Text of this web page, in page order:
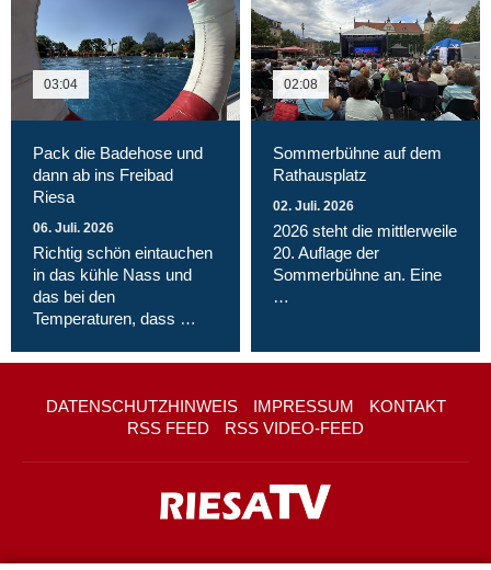
03:04
Pack die Badehose und
dann ab ins Freibad
Riesa
06. Juli. 2026
Richtig schön eintauchen
in das kühle Nass und
das bei den
Temperaturen, dass …
02:08
Sommerbühne auf dem
Rathausplatz
02. Juli. 2026
2026 steht die mittlerweile
20. Auflage der
Sommerbühne an. Eine
…
DATENSCHUTZHINWEIS IMPRESSUM
KONTAKT
RSS FEED
RSS VIDEO-FEED